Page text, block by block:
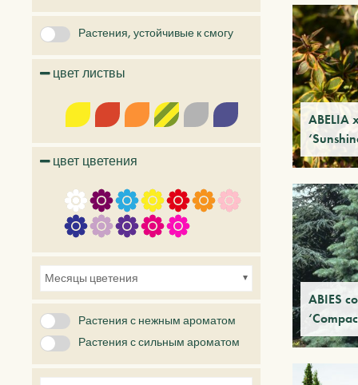
ABELIA
ABIES
Растения, устойчивые к смогу
цвет листвы
цвет цветения
Месяцы цветения
Растения с нежным ароматом
Растения с сильным ароматом